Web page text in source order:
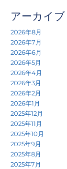
アーカイブ
2026年8月
2026年7月
2026年6月
2026年5月
2026年4月
2026年3月
2026年2月
2026年1月
2025年12月
2025年11月
2025年10月
2025年9月
2025年8月
2025年7月